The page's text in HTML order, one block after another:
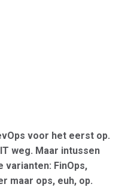
voor het eerst op.
weg. Maar intussen
varianten: FinOps,
maar ops, euh, op.